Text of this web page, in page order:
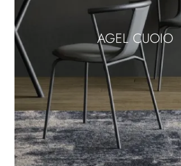
AGEL CUOIO